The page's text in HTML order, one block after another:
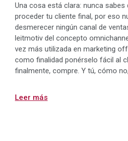
Una cosa está clara: nunca sabes
proceder tu cliente final, por eso
desmerecer ningún canal de
leitmotiv del concepto
vez más utilizada en marketing
como finalidad ponérselo fácil al
finalmente, compre. Y tú, cómo
Leer más